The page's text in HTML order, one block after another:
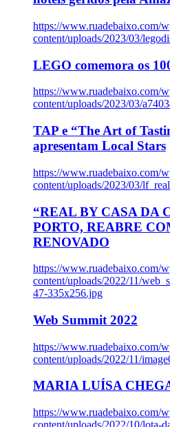
https://www.ruadebaixo.com/
content/uploads/2023/03/
LEGO comemora os
https://www.ruadebaixo.com/
content/uploads/2023/03/
TAP e “The Art of
apresentam Local Stars
https://www.ruadebaixo.com/
content/uploads/2023/03/
“REAL BY CASA DA
PORTO, REABRE
RENOVADO
https://www.ruadebaixo.com/
content/uploads/2022/11/
47-335x256.jpg
Web Summit 2022
https://www.ruadebaixo.com/
content/uploads/2022/11/
MARIA LUÍSA
https://www.ruadebaixo.com/